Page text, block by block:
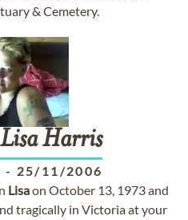
& Cemetery.
LisaHarris
- 25/11/2006
Lisaon October 13, 1973 and
tragically in Victoria at your